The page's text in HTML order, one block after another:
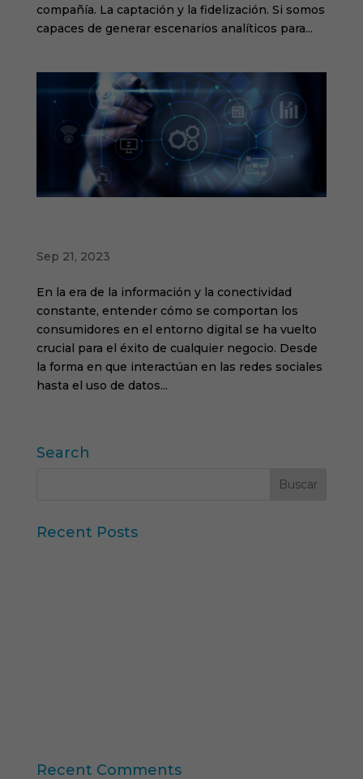
compañía. La captación y la fidelización. Si somos
capaces de generar escenarios analíticos para...
Sep 21, 2023
En la era de la información y la conectividad
constante, entender cómo se comportan los
consumidores en el entorno digital se ha vuelto
crucial para el éxito de cualquier negocio. Desde
la forma en que interactúan en las redes sociales
hasta el uso de datos...
Search
Recent Posts
Recent Comments